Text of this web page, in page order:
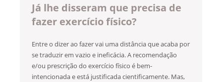
Já lhe disseram que precisa de
fazer exercício físico?
Entre o dizer ao fazer vai uma distância que acaba por
se traduzir em vazio e ineficácia. A recomendação
e/ou prescrição do exercício físico é bem-
intencionada e está justificada cientificamente. Mas,